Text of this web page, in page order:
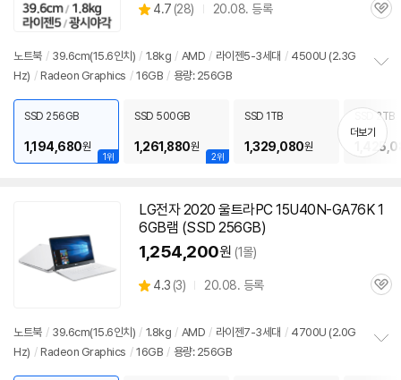
별
4.7 (상
28) 20.08. 등록
관
노트북 / 39.6cm(15.6인치) / 1.8kg / AMD / 라이젠5-3세대 / 4500U (2.3G
Hz) / Radeon Graphics / 16GB / 용량: 256GB
펼
치
기
1위
SSD 256GB
1,194,680원
2위
SSD 500GB
1,261,880원
SSD 1TB
1,329,080원
SSD 2TB
더보기
LG전자 2020 울트라PC 15U40N-GA76K 1
6GB램 (SSD 256GB)
1,254,200원 (1몰)
별
4.3 (상
3) 20.08. 등록
관
노트북 / 39.6cm(15.6인치) / 1.8kg / AMD / 라이젠7-3세대 / 4700U (2.0G
Hz) / Radeon Graphics / 16GB / 용량: 256GB